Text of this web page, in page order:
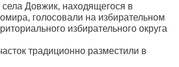
Довжик, находящегося в
голосовали на избирательном
избирательного округа
традиционно разместили в